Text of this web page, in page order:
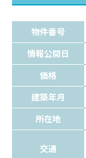
物件番号
情報公開日
価格
建築年月
所在地
交通